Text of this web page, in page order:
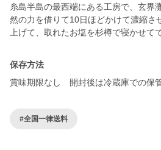
糸島半島の最西端にある工房で、玄界
然の力を借りて10日ほどかけて濃縮さ
上げて、取れたお塩を杉樽で寝かせて
保存方法
賞味期限なし 開封後は冷蔵庫での保
#全国一律送料